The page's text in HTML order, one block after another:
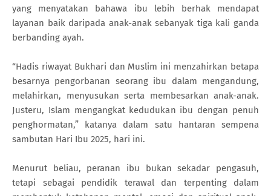
yang menyatakan bahawa ibu lebih berhak mendapat
layanan baik daripada anak-anak sebanyak tiga kali ganda
berbanding ayah.
“Hadis riwayat Bukhari dan Muslim ini menzahirkan betapa
besarnya pengorbanan seorang ibu dalam mengandung,
melahirkan, menyusukan serta membesarkan anak-anak.
Justeru, Islam mengangkat kedudukan ibu dengan penuh
penghormatan,” katanya dalam satu hantaran sempena
sambutan Hari Ibu 2025, hari ini.
Menurut beliau, peranan ibu bukan sekadar pengasuh,
tetapi sebagai pendidik terawal dan terpenting dalam